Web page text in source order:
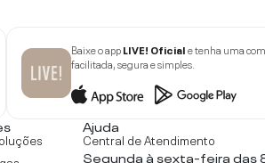
Baixe o appLIVE! Oficiale tenha uma
facilitada, segura e simples.
Ajuda
Central de Atendimento
Segunda à sexta-feira das